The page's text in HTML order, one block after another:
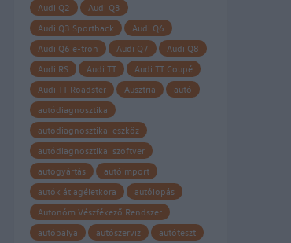
Audi Q2
Audi Q3
Audi Q3 Sportback
Audi Q6
Audi Q6 e-tron
Audi Q7
Audi Q8
Audi RS
Audi TT
Audi TT Coupé
Audi TT Roadster
Ausztria
autó
autódiagnosztika
autódiagnosztikai eszköz
autódiagnosztikai szoftver
autógyártás
autóimport
autók átlagéletkora
autólopás
Autonóm Vészfékező Rendszer
autópálya
autószerviz
autóteszt